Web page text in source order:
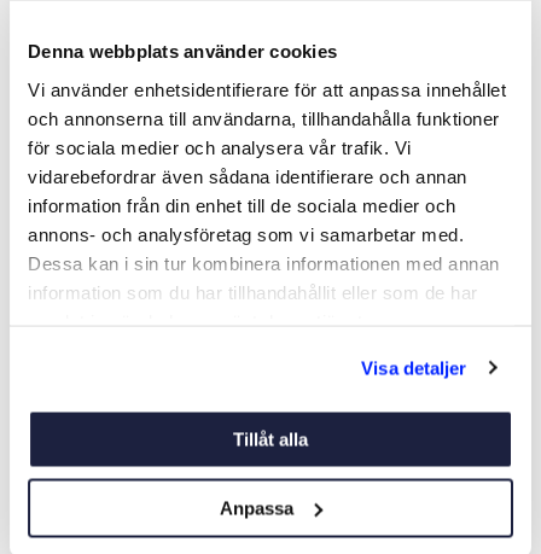
Denna webbplats använder cookies
Vi använder enhetsidentifierare för att anpassa innehållet
och annonserna till användarna, tillhandahålla funktioner
för sociala medier och analysera vår trafik. Vi
vidarebefordrar även sådana identifierare och annan
information från din enhet till de sociala medier och
annons- och analysföretag som vi samarbetar med.
Dessa kan i sin tur kombinera informationen med annan
information som du har tillhandahållit eller som de har
Visa detaljer
Tillåt alla
Anpassa
Köp Köp
105 kr